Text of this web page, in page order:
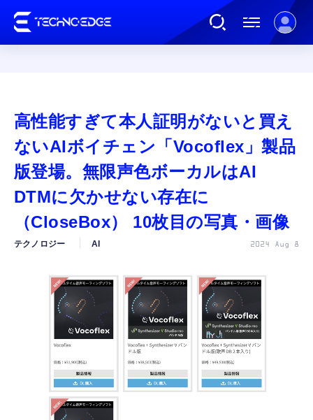
AI
ガジェット
ゲーム
公式ストア
FOLLOW US
高性能すぎて本人証明がないと買え
ないAIボイチェン「Vocoflex」製品
版登場。無限声色ボーカルはAI
DTMに欠かせない存在に
（CloseBox） 10枚目の写真・画像
テクノロジー AI 2024 Aug 8